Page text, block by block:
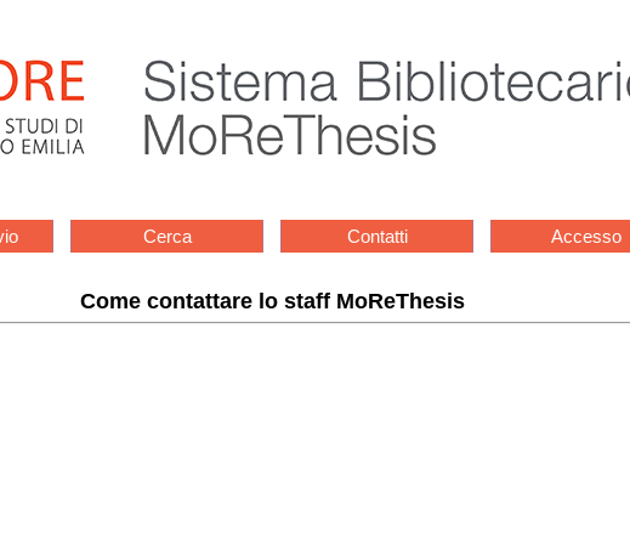
Cerca Contatti Accesso
Come contattare lo staff MoReThesis